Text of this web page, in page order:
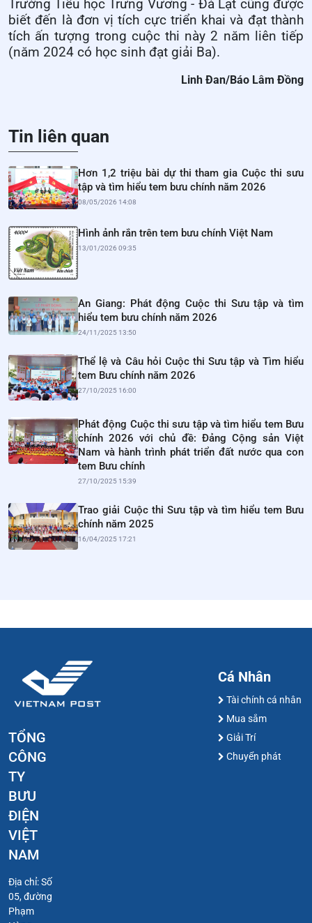
Trường Tiểu học Trưng Vương - Đà Lạt cũng được
biết đến là đơn vị tích cực triển khai và đạt thành
tích ấn tượng trong cuộc thi này 2 năm liên tiếp
(năm 2024 có học sinh đạt giải Ba).
Linh Đan/Báo Lâm Đồng
Tin liên quan
Hơn 1,2 triệu bài dự thi tham gia Cuộc thi sưu
tập và tìm hiểu tem bưu chính năm 2026
08/05/2026 14:08
Hình ảnh rắn trên tem bưu chính Việt Nam
13/01/2026 09:35
An Giang: Phát động Cuộc thi Sưu tập và tìm
hiểu tem bưu chính năm 2026
24/11/2025 13:50
Thể lệ và Câu hỏi Cuộc thi Sưu tập và Tìm hiểu
tem Bưu chính năm 2026
27/10/2025 16:00
Phát động Cuộc thi sưu tập và tìm hiểu tem Bưu
chính 2026 với chủ đề: Đảng Cộng sản Việt
Nam và hành trình phát triển đất nước qua con
tem Bưu chính
27/10/2025 15:39
Trao giải Cuộc thi Sưu tập và tìm hiểu tem Bưu
chính năm 2025
16/04/2025 17:21
TỔNG
CÔNG
TY
BƯU
ĐIỆN
VIỆT
NAM
Địa chỉ: Số
05, đường
Phạm
Cá Nhân
Tài chính cá nhân
Mua sắm
Giải Trí
Chuyển phát